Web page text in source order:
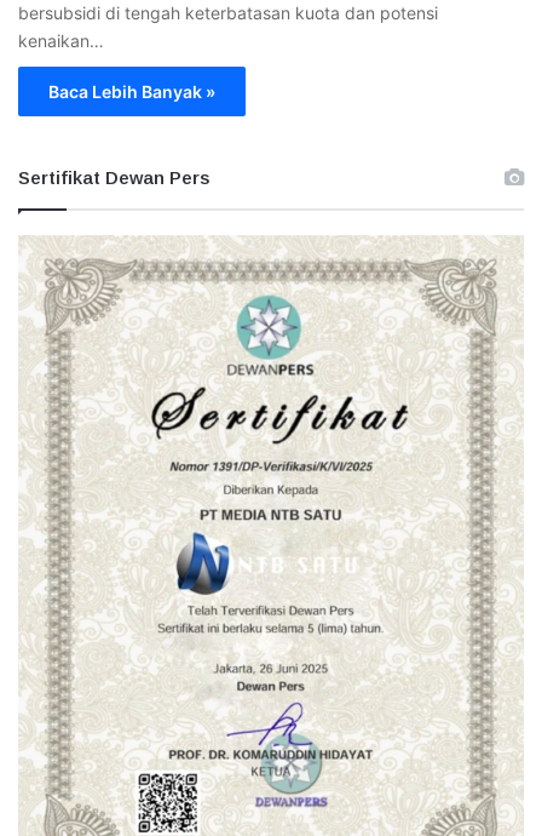
bersubsidi di tengah keterbatasan kuota dan potensi
kenaikan…
Baca Lebih Banyak »
Sertifikat Dewan Pers